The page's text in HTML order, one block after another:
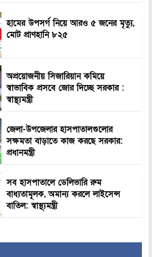
হামের উপসর্গ নিয়ে আরও ৫ জনের মৃত্যু,
মোট প্রাণহানি ৮২৫
অপ্রয়োজনীয় সিজারিয়ান কমিয়ে
স্বাভাবিক প্রসবে জোর দিচ্ছে সরকার :
স্বাস্থ্যমন্ত্রী
জেলা-উপজেলার হাসপাতালগুলোর
সক্ষমতা বাড়াতে কাজ করছে সরকার:
প্রধানমন্ত্রী
সব হাসপাতালে ডেলিভারি রুম
বাধ্যতামূলক, অমান্য করলে লাইসেন্স
বাতিল: স্বাস্থ্যমন্ত্রী